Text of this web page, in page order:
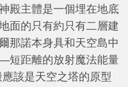
殿主體是一個埋在地底
面的只有約只有二層建
那諾本身具和天空島中
短距離的放射魔法能量
該是天空之塔的原型